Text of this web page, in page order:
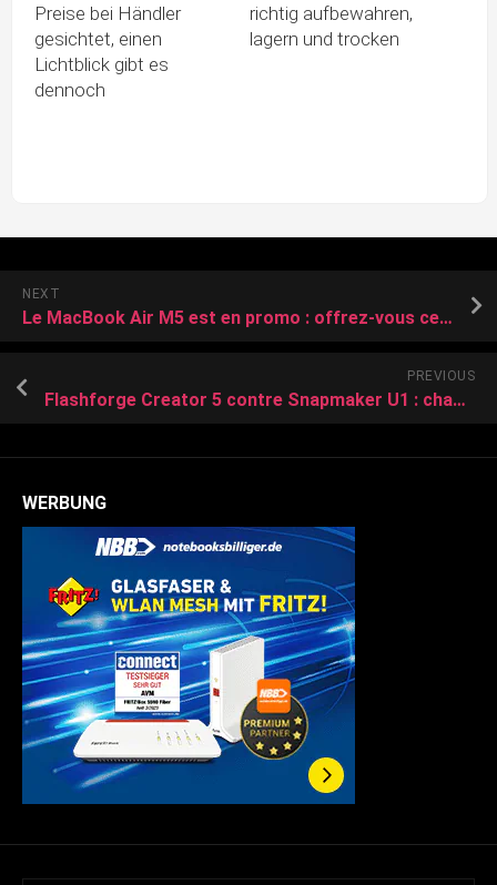
Preise bei Händler
gesichtet, einen
Lichtblick gibt es
dennoch
richtig aufbewahren,
lagern und trocken
NEXT
Le MacBook Air M5 est en promo : offrez-vous ce Mac noté 10/10 au meilleur prix !
PREVIOUS
Flashforge Creator 5 contre Snapmaker U1 : changeur d’outils double
WERBUNG